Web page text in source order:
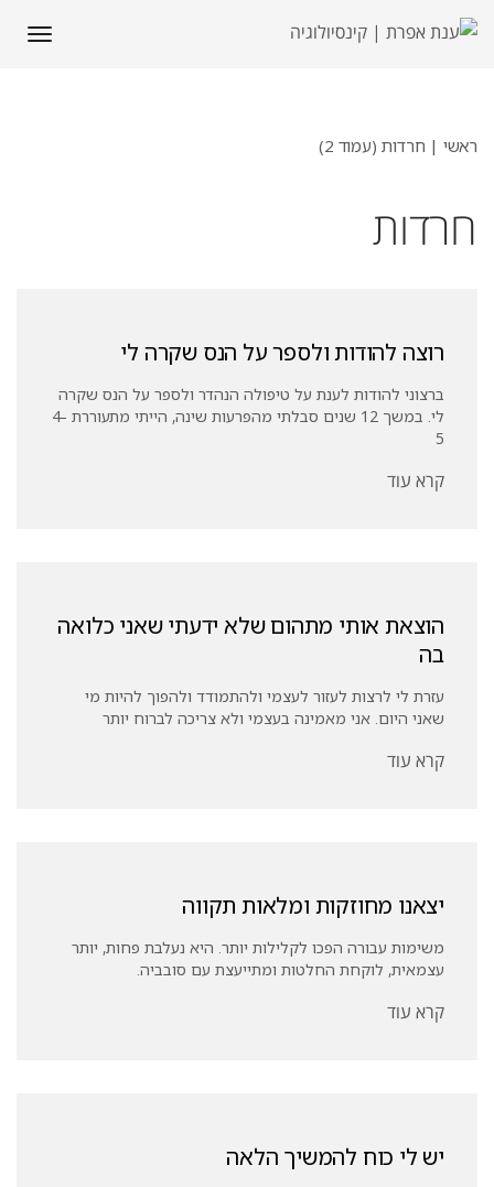
ראשי | חרדות (עמוד 2)
חרדות
רוצה להודות ולספר על הנס שקרה לי
ברצוני להודות לענת על טיפולה הנהדר ולספר על הנס שקרה
לי. במשך 12 שנים סבלתי מהפרעות שינה, הייתי מתעוררת 4-
5
קרא עוד
הוצאת אותי מתהום שלא ידעתי שאני כלואה
בה
עזרת לי לרצות לעזור לעצמי ולהתמודד ולהפוך להיות מי
שאני היום. אני מאמינה בעצמי ולא צריכה לברוח יותר
קרא עוד
יצאנו מחוזקות ומלאות תקווה
משימות עבורה הפכו לקלילות יותר. היא נעלבת פחות, יותר
עצמאית, לוקחת החלטות ומתייעצת עם סובביה.
קרא עוד
יש לי כוח להמשיך הלאה